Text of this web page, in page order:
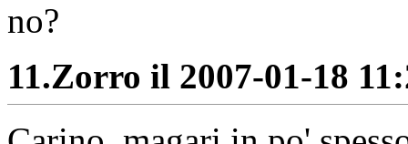
no?
11.Zorro il 2007-01-18